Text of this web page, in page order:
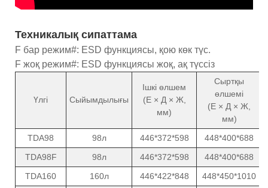
Техникалық сипаттама
F бар режим#: ESD функциясы, қою көк түс.
F жоқ режим#: ESD функциясы жоқ, ақ түссіз
Үлгі Сыйымдылығы
Ішкі өлшем
(Е × Д × Ж,
мм)
Сыртқы
өлшемі
(Е × Д × Ж,
мм)
TDA98 98л 446*372*598
448*400*688
TDA98F
98л 446*372*598
448*400*688
TDA160
160л 446*422*848
448*450*1010